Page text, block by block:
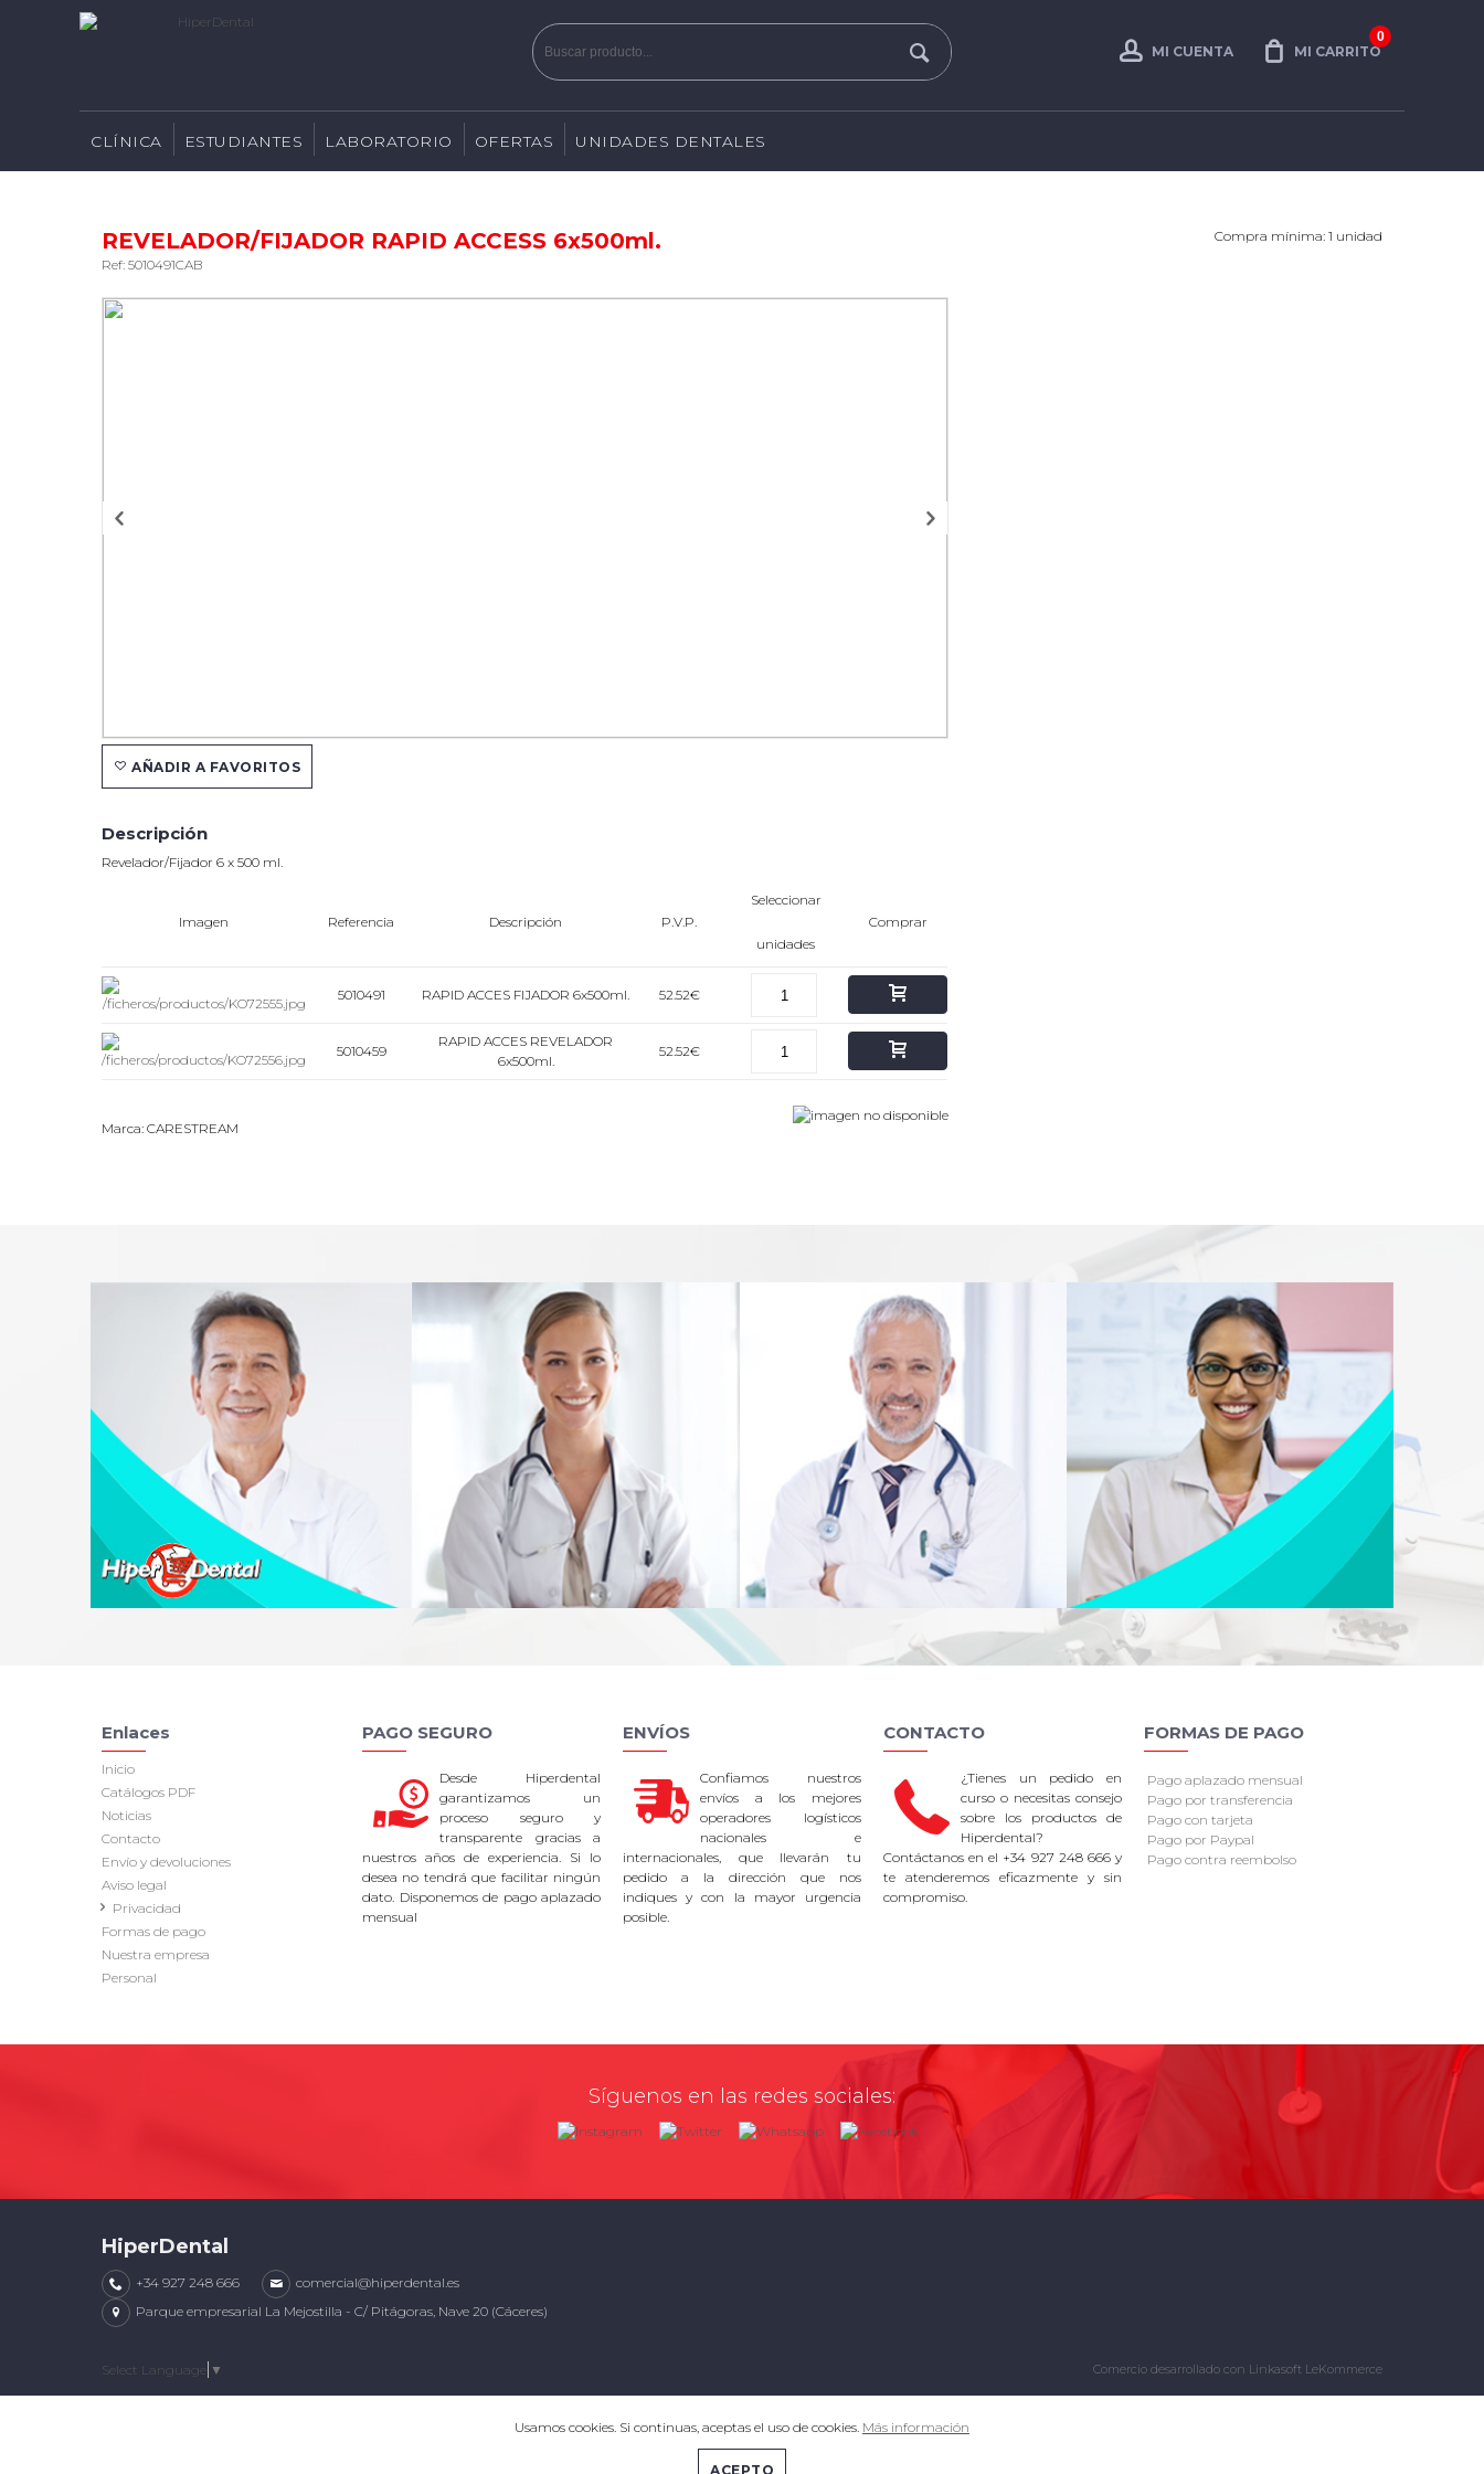
0
MI CARRITO
MI CUENTA
CLÍNICA ESTUDIANTES LABORATORIO OFERTAS UNIDADES DENTALES
Usamos cookies. Si continuas, aceptas el uso de cookies. Más información
ACEPTO
REVELADOR/FIJADOR RAPID ACCESS 6x500ml.
Ref: 5010491CAB
Compra mínima: 1 unidad
AÑADIR A FAVORITOS
Descripción
Revelador/Fijador 6 x 500 ml.
Imagen Referencia Descripción P.V.P.
Seleccionar
unidades
Comprar
5010491 RAPID ACCES FIJADOR 6x500ml. 52.52€
5010459
RAPID ACCES REVELADOR
6x500ml.
52.52€
Marca: CARESTREAM
Enlaces
Inicio
Catálogos PDF
Noticias
Contacto
Envío y devoluciones
Aviso legal
Privacidad
Formas de pago
Nuestra empresa
Personal
PAGO SEGURO
Desde Hiperdental
garantizamos un
proceso seguro y
transparente gracias a
nuestros años de experiencia. Si lo
desea no tendrá que facilitar ningún
dato. Disponemos de pago aplazado
mensual
ENVÍOS
Confiamos nuestros
envíos a los mejores
operadores logísticos
nacionales e
internacionales, que llevarán tu
pedido a la dirección que nos
indiques y con la mayor urgencia
posible.
CONTACTO
¿Tienes un pedido en
curso o necesitas consejo
sobre los productos de
Hiperdental?
Contáctanos en el +34 927 248 666 y
te atenderemos eficazmente y sin
compromiso.
FORMAS DE PAGO
Pago aplazado mensual
Pago por transferencia
Pago con tarjeta
Pago por Paypal
Pago contra reembolso
Síguenos en las redes sociales:
HiperDental
+34 927 248 666
comercial@hiperdental.es
Parque empresarial La Mejostilla - C/ Pitágoras, Nave 20 (Cáceres)
Select Language ▼ Comercio desarrollado con Linkasoft LeKommerce